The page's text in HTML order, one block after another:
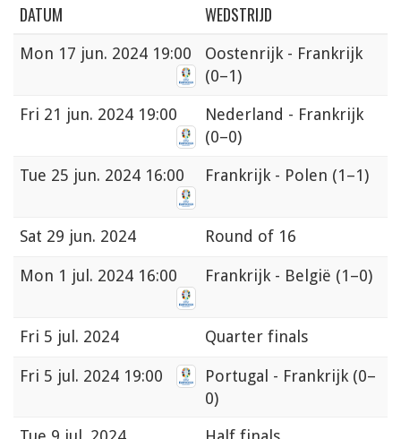
DATUM WEDSTRIJD
Mon 17 jun. 2024 19:00
Oostenrijk - Frankrijk
(0–1)
Fri 21 jun. 2024 19:00
Nederland - Frankrijk
(0–0)
Tue 25 jun. 2024 16:00 Frankrijk - Polen (1–1)
Sat 29 jun. 2024 Round of 16
Mon 1 jul. 2024 16:00 Frankrijk - België (1–0)
Fri 5 jul. 2024 Quarter finals
Fri 5 jul. 2024 19:00 Portugal - Frankrijk (0–
0)